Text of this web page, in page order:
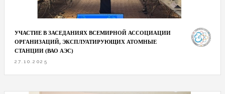
УЧАСТИЕ В ЗАСЕДАНИЯХ ВСЕМИРНОЙ АССОЦИАЦИИ
ОРГАНИЗАЦИЙ, ЭКСПЛУАТИРУЮЩИХ АТОМНЫЕ
СТАНЦИИ (ВАО АЭС)
27.10.2025